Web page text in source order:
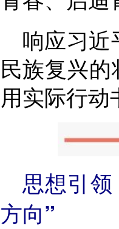
响应习
民族复兴
用实际行
思想引
方向”